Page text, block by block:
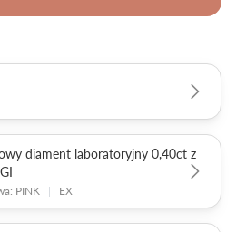
diament laboratoryjny 0,40ct z
PINK | EX